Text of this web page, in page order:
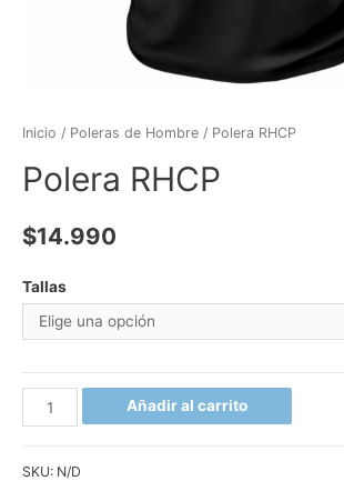
Inicio / Poleras de Hombre / Polera RHCP
Polera RHCP
$14.990
Tallas
Añadir al carrito
SKU: N/D